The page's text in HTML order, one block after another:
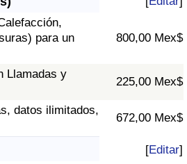
para un
800,00 Mex$
Llamadas y
225,00 Mex$
datos ilimitados,
672,00 Mex$
[Editar]